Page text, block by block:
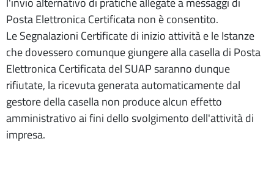
Posta Elettronica Certificata non è consentito.
Le Segnalazioni Certificate di inizio attività e le Istanze
che dovessero comunque giungere alla casella di Posta
Elettronica Certificata del SUAP saranno dunque
rifiutate, la ricevuta generata automaticamente dal
gestore della casella non produce alcun effetto
amministrativo ai fini dello svolgimento dell'attività di
impresa.